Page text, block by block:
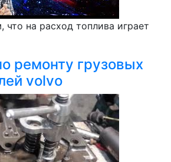
что на расход топлива играет
ремонту грузовых
volvo